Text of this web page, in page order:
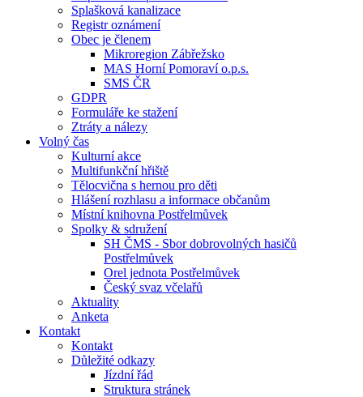
Splašková kanalizace
Registr oznámení
Obec je členem
Mikroregion Zábřežsko
MAS Horní Pomoraví o.p.s.
SMS ČR
GDPR
Formuláře ke stažení
Ztráty a nálezy
Volný čas
Kulturní akce
Multifunkční hřiště
Tělocvična s hernou pro děti
Hlášení rozhlasu a informace občanům
Místní knihovna Postřelmůvek
Spolky & sdružení
SH ČMS - Sbor dobrovolných hasičů
Postřelmůvek
Orel jednota Postřelmůvek
Český svaz včelařů
Aktuality
Anketa
Kontakt
Kontakt
Důležité odkazy
Jízdní řád
Struktura stránek